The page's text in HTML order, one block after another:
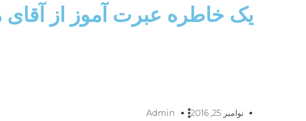
یک خاطره عبرت آموز از آقای
نوامبر 25, 2016 Admin